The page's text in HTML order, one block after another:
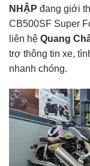
NHẬP đang giới
CB500SF Super
liên hệ Quang
trợ thông tin xe,
nhanh chóng.